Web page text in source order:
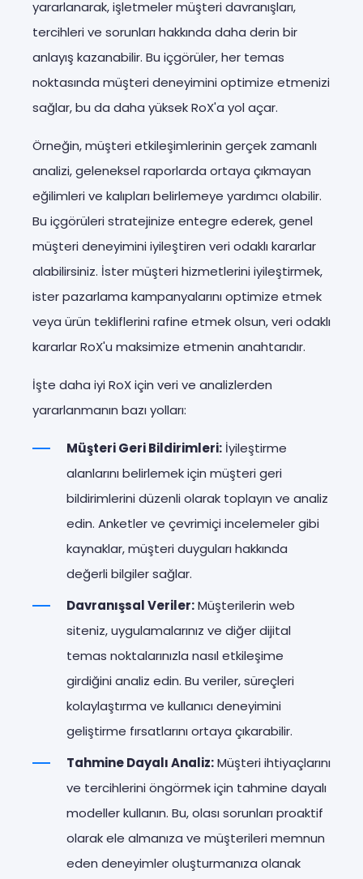
yararlanarak, işletmeler müşteri davranışları,
tercihleri ve sorunları hakkında daha derin bir
anlayış kazanabilir. Bu içgörüler, her temas
noktasında müşteri deneyimini optimize etmenizi
sağlar, bu da daha yüksek RoX'a yol açar.
Örneğin, müşteri etkileşimlerinin gerçek zamanlı
analizi, geleneksel raporlarda ortaya çıkmayan
eğilimleri ve kalıpları belirlemeye yardımcı olabilir.
Bu içgörüleri stratejinize entegre ederek, genel
müşteri deneyimini iyileştiren veri odaklı kararlar
alabilirsiniz. İster müşteri hizmetlerini iyileştirmek,
ister pazarlama kampanyalarını optimize etmek
veya ürün tekliflerini rafine etmek olsun, veri odaklı
kararlar RoX'u maksimize etmenin anahtarıdır.
İşte daha iyi RoX için veri ve analizlerden
yararlanmanın bazı yolları:
Müşteri Geri Bildirimleri: İyileştirme
alanlarını belirlemek için müşteri geri
bildirimlerini düzenli olarak toplayın ve analiz
edin. Anketler ve çevrimiçi incelemeler gibi
kaynaklar, müşteri duyguları hakkında
değerli bilgiler sağlar.
Davranışsal Veriler:Müşterilerin web
siteniz, uygulamalarınız ve diğer dijital
temas noktalarınızla nasıl etkileşime
girdiğini analiz edin. Bu veriler, süreçleri
kolaylaştırma ve kullanıcı deneyimini
geliştirme fırsatlarını ortaya çıkarabilir.
Tahmine Dayalı Analiz:Müşteri ihtiyaçlarını
ve tercihlerini öngörmek için tahmine dayalı
modeller kullanın. Bu, olası sorunları proaktif
olarak ele almanıza ve müşterileri memnun
eden deneyimler oluşturmanıza olanak